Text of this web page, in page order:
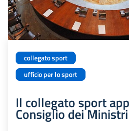
collegato sport
ufficio per lo sport
Il collegato sport
Consiglio dei Ministri